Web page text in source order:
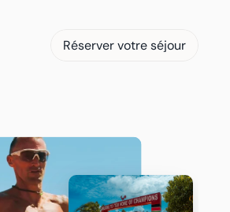
Réserver votre séjour